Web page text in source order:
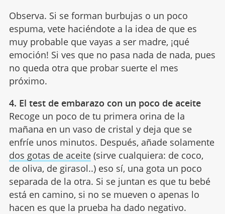
Observa. Si se forman burbujas o un poco
espuma, vete haciéndote a la idea de que es
muy probable que vayas a ser madre, ¡qué
emoción! Si ves que no pasa nada de nada, pues
no queda otra que probar suerte el mes
próximo.
4. El test de embarazo con un poco de aceite
Recoge un poco de tu primera orina de la
mañana en un vaso de cristal y deja que se
enfríe unos minutos. Después, añade solamente
dos gotas de aceite(sirve cualquiera: de coco,
de oliva, de girasol..) eso sí, una gota un poco
separada de la otra. Si se juntan es que tu bebé
está en camino, si no se mueven o apenas lo
hacen es que la prueba ha dado negativo.